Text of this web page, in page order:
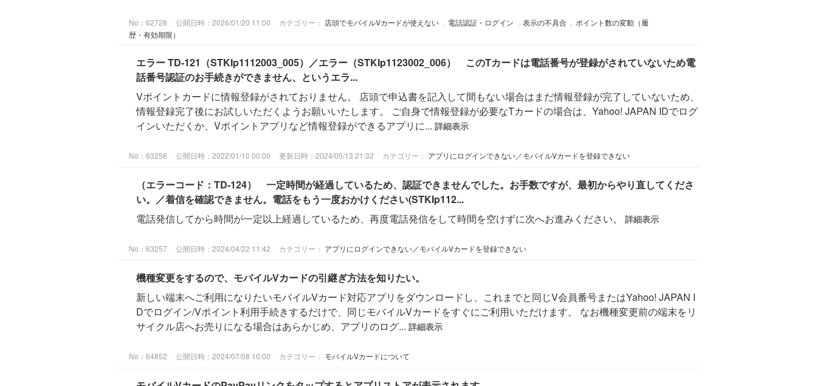
No：62728 公開日時：2026/01/20 11:00 カテゴリー： 店頭でモバイルVカードが使えない 電話認証・ログイン 表示の不具合
ポイント数の変動（履
歴・有効期限）
エラー TD-121（STKIp1112003_005）／エラー（STKIp1123002_006） このTカードは電話番号が登録がされていないため電
話番号認証のお手続きができません、というエラ...
Vポイントカードに情報登録がされておりません。 店頭で申込書を記入して間もない場合はまだ情報登録が完了していないため、
情報登録完了後にお試しいただくようお願いいたします。 ご自身で情報登録が必要なTカードの場合は、Yahoo! JAPAN IDでログ
インいただくか、Vポイントアプリなど情報登録ができるアプリに... 詳細表示
No：63256 公開日時：2022/01/10 00:00 更新日時：2024/05/13 21:32 カテゴリー： アプリにログインできない／モバイルVカードを登録できない
（エラーコード：TD-124） 一定時間が経過しているため、認証できませんでした。お手数ですが、最初からやり直してくださ
い。／着信を確認できません。電話をもう一度おかけください(STKIp112...
電話発信してから時間が一定以上経過しているため、再度電話発信をして時間を空けずに次へお進みください。 詳細表示
No：63257 公開日時：2024/04/22 11:42 カテゴリー： アプリにログインできない／モバイルVカードを登録できない
機種変更をするので、モバイルVカードの引継ぎ方法を知りたい。
新しい端末へご利用になりたいモバイルVカード対応アプリをダウンロードし、これまでと同じV会員番号またはYahoo! JAPAN I
Dでログイン/Vポイント利用手続きするだけで、同じモバイルVカードをすぐにご利用いただけます。 なお機種変更前の端末をリ
サイクル店へお売りになる場合はあらかじめ、アプリのログ... 詳細表示
No：64852 公開日時：2024/07/08 10:00 カテゴリー： モバイルVカードについて